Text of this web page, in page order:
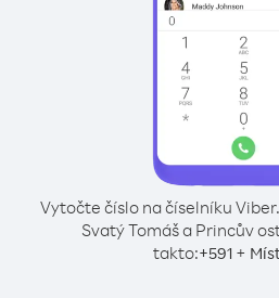
Vytočte číslo na číselníku Viber.
Svatý Tomáš a Princův
takto:+591 +